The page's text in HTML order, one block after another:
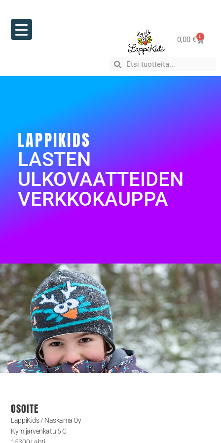
0,00 € 0
LAPPIKIDS
LASTEN
ULKOVAATTEIDEN
VERKKOKAUPPA
OSOITE
LappiKids / Naskama Oy
Kymijärvenkatu 5 C